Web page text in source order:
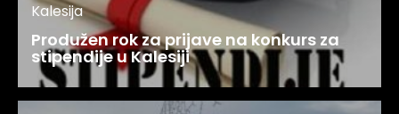
Kalesija
Produžen rok za prijave na konkurs za
stipendije u Kalesiji